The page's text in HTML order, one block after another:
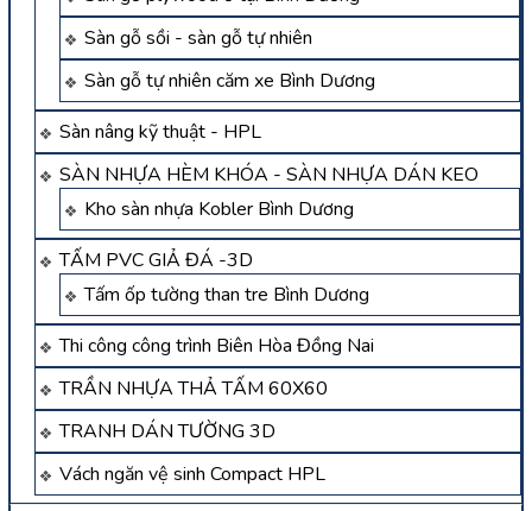
Sàn gỗ sồi - sàn gỗ tự nhiên
Sàn gỗ tự nhiên căm xe Bình Dương
Sàn nâng kỹ thuật - HPL
SÀN NHỰA HÈM KHÓA - SÀN NHỰA DÁN KEO
Kho sàn nhựa Kobler Bình Dương
TẤM PVC GIẢ ĐÁ -3D
Tấm ốp tường than tre Bình Dương
Thi công công trình Biên Hòa Đồng Nai
TRẦN NHỰA THẢ TẤM 60X60
TRANH DÁN TƯỜNG 3D
Vách ngăn vệ sinh Compact HPL